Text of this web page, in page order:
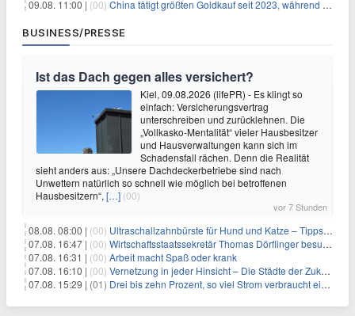
09.08. 11:00 | (00) China tätigt größten Goldkauf seit 2023, während Goldpreis um 8% steigt
BUSINESS/PRESSE
Ist das Dach gegen alles versichert?
Kiel, 09.08.2026 (lifePR) - Es klingt so
einfach: Versicherungsvertrag
unterschreiben und zurücklehnen. Die
„Vollkasko-Mentalität“ vieler Hausbesitzer
und Hausverwaltungen kann sich im
Schadensfall rächen. Denn die Realität
sieht anders aus: „Unsere Dachdeckerbetriebe sind nach
Unwettern natürlich so schnell wie möglich bei betroffenen
Hausbesitzern“, […] (00)
vor 7 Stunden
08.08. 08:00 | (00) Ultraschallzahnbürste für Hund und Katze – Tipps zur erfolgreichen Eingewöhnung
07.08. 16:47 | (00) Wirtschaftsstaatssekretär Thomas Dörflinger besucht Handwerksbetrieb im Kammerbezirk Freiburg
07.08. 16:31 | (00) Arbeit macht Spaß oder krank
07.08. 16:10 | (00) Vernetzung in jeder Hinsicht – Die Städte der Zukunft sind grün-blau
07.08. 15:29 | (01) Drei bis zehn Prozent, so viel Strom verbraucht ein Aufzug im Gebäude